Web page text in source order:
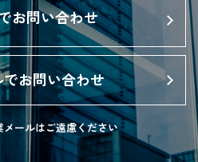
お問い合わせ
でお問い合わせ
メールはご遠慮ください